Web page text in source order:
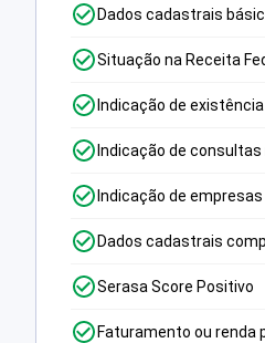
Dados cadastrais
Situação na Receita
Indicação de
Indicação de
Indicação de
Dados cadastrais
Serasa Score Positivo
Faturamento ou renda